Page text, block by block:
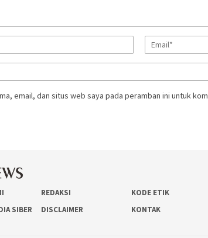
email, dan situs web saya pada peramban ini untuk
REDAKSI
KODE ETIK
SIBER
DISCLAIMER KONTAK